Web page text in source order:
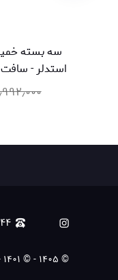
سه بسته
استدلر - سافت ۴۵۴ گرمی - کدهای ۴۳ و ۷۵
© ۱۴۰۵ -© ۱۴۰۱ - کلیه حقوق فروشگاه پن استور است.